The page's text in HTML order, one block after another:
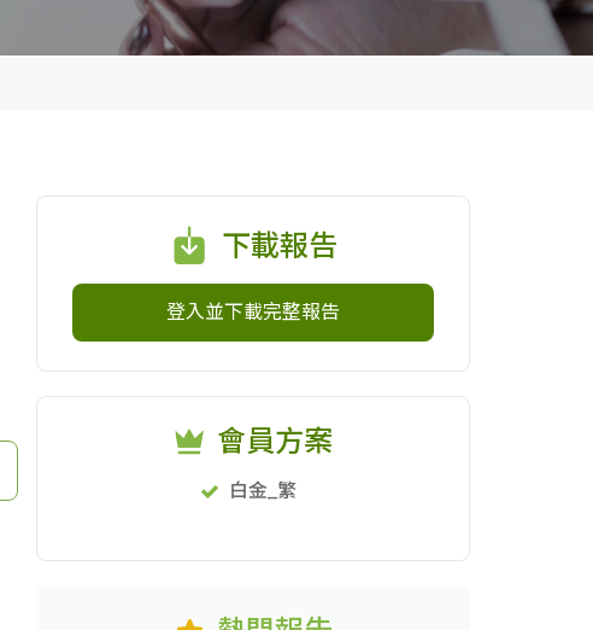
下載報告
登入並下載完整報告
會員方案
白金_繁